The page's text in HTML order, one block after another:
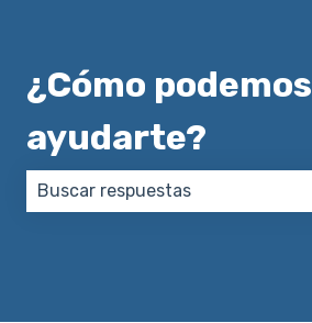
¿Cómo podemos
ayudarte?